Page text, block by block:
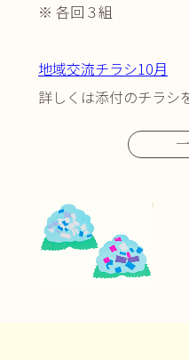
※ 各回３組
地域交流チラシ10月
詳しくは添付のチラシ